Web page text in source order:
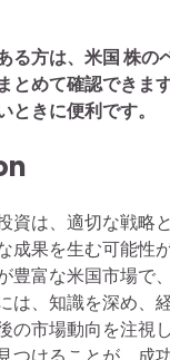
る方は、米国 株の
とめて確認できま
ときに便利です。
資は、適切な戦略
成果を生む可能性
豊富な米国市場で
は、知識を深め、
の市場動向を注視